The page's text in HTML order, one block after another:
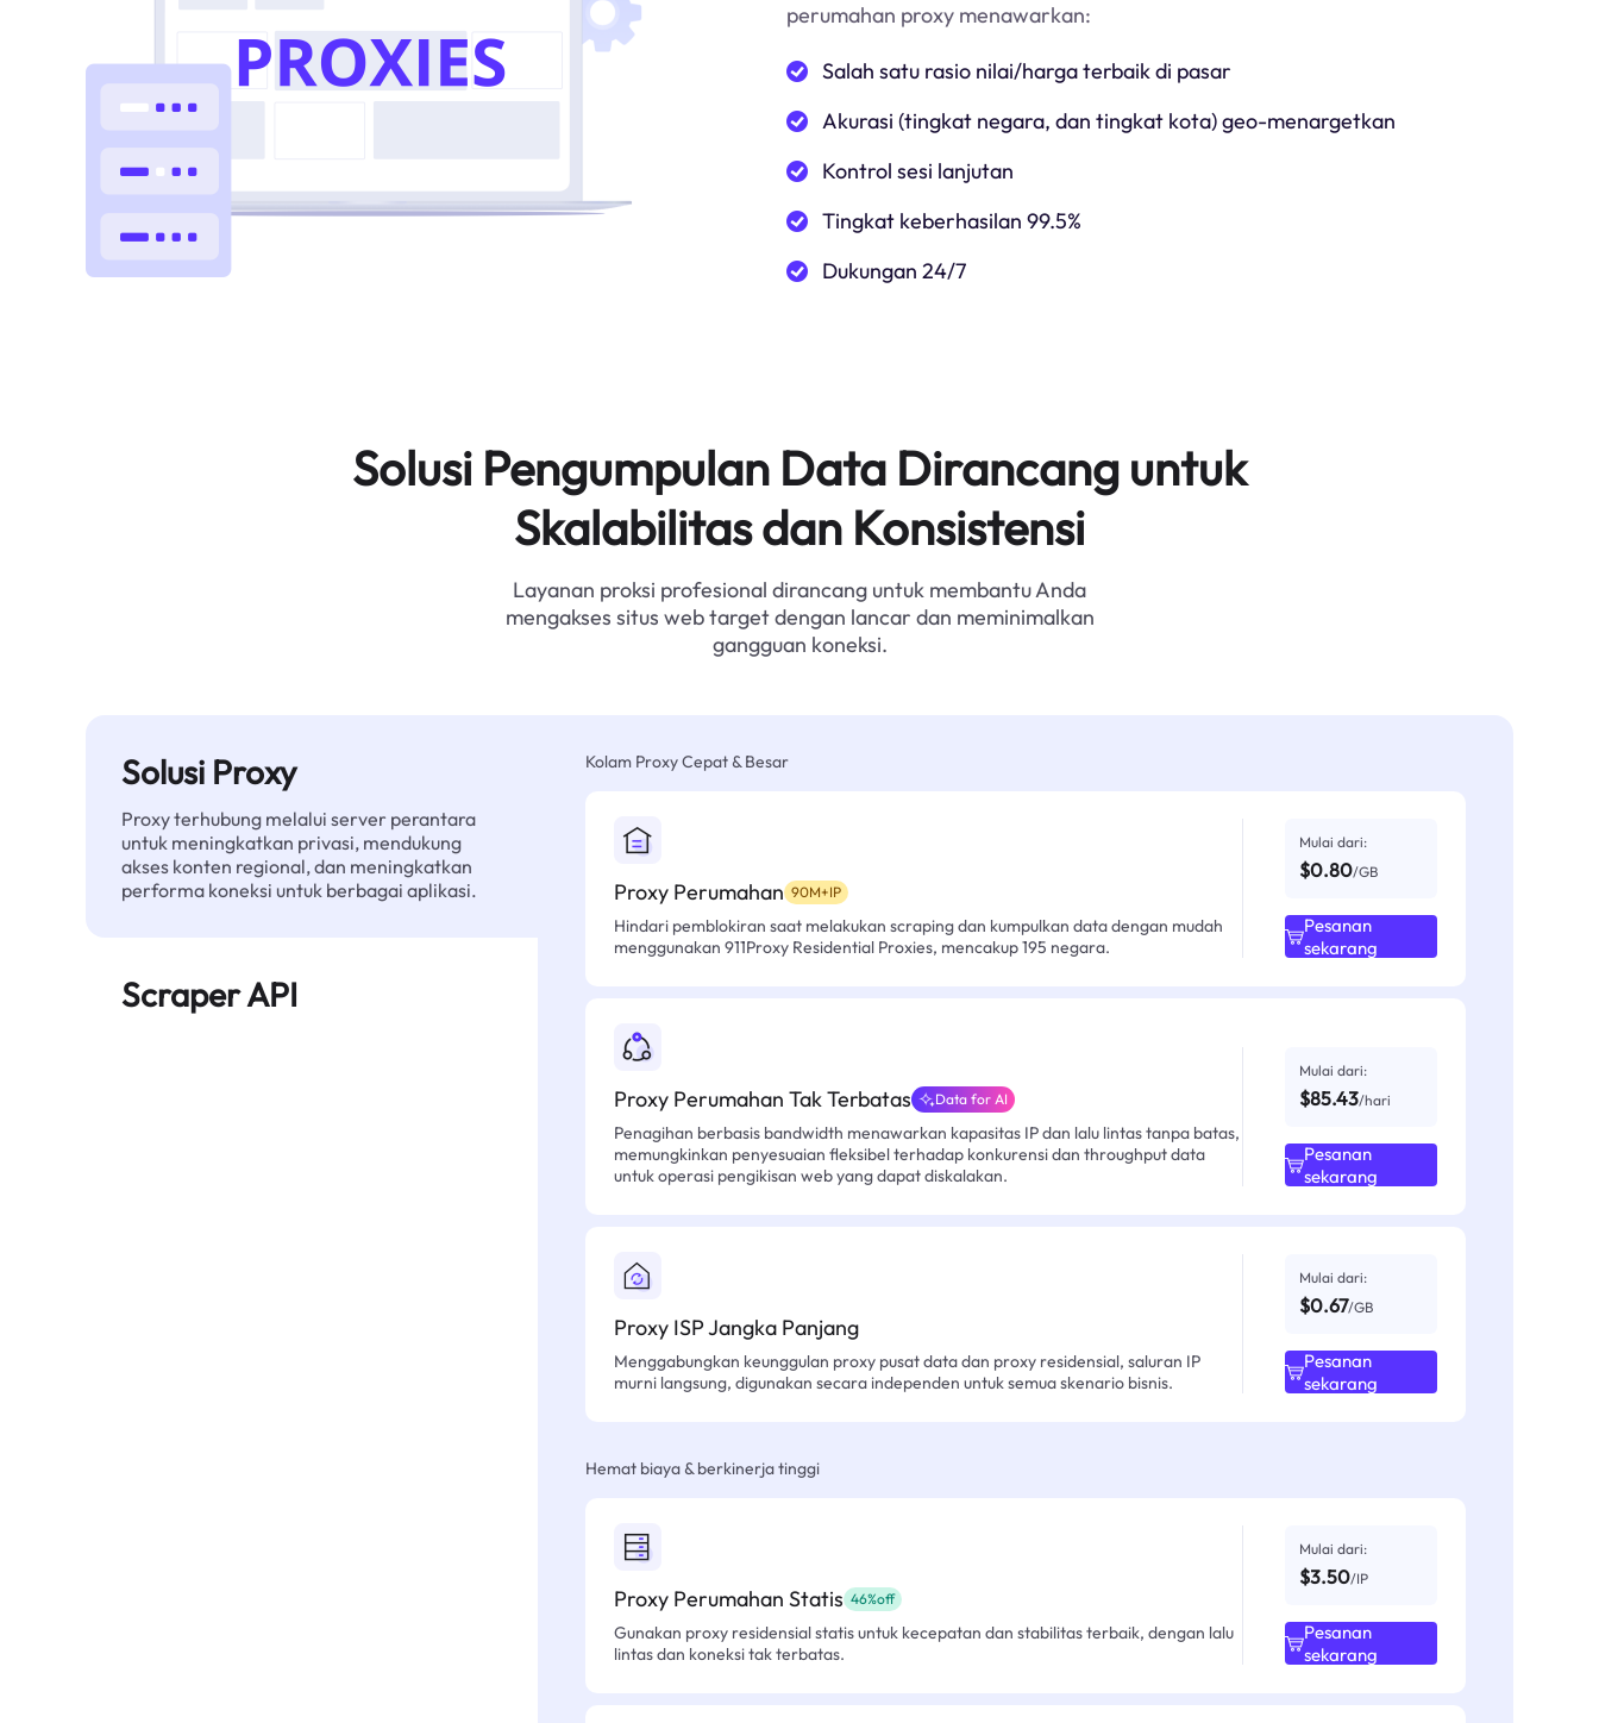
perumahan proxy menawarkan:
Salah satu rasio nilai/harga terbaik di pasar
Akurasi (tingkat negara, dan tingkat kota) geo-menargetkan
Kontrol sesi lanjutan
Tingkat keberhasilan 99.5%
Dukungan 24/7
Solusi Pengumpulan Data Dirancang untuk
Skalabilitas dan Konsistensi
Layanan proksi profesional dirancang untuk membantu Anda
mengakses situs web target dengan lancar dan meminimalkan
gangguan koneksi.
Solusi Proxy
Proxy terhubung melalui server perantara
untuk meningkatkan privasi, mendukung
akses konten regional, dan meningkatkan
performa koneksi untuk berbagai aplikasi.
Scraper API
Kolam Proxy Cepat & Besar
Proxy Perumahan 90M+IP
Hindari pemblokiran saat melakukan scraping dan kumpulkan data dengan mudah
menggunakan 911Proxy Residential Proxies, mencakup 195 negara.
Mulai dari:
$0.80/GB
Pesanan
sekarang
Proxy Perumahan Tak Terbatas Data for AI
Penagihan berbasis bandwidth menawarkan kapasitas IP dan lalu lintas tanpa batas,
memungkinkan penyesuaian fleksibel terhadap konkurensi dan throughput data
untuk operasi pengikisan web yang dapat diskalakan.
Mulai dari:
$85.43/hari
Pesanan
sekarang
Proxy ISP Jangka Panjang
Menggabungkan keunggulan proxy pusat data dan proxy residensial, saluran IP
murni langsung, digunakan secara independen untuk semua skenario bisnis.
Mulai dari:
$0.67/GB
Pesanan
sekarang
Hemat biaya & berkinerja tinggi
Proxy Perumahan Statis 46%off
Gunakan proxy residensial statis untuk kecepatan dan stabilitas terbaik, dengan lalu
lintas dan koneksi tak terbatas.
Mulai dari:
$3.50/IP
Pesanan
sekarang